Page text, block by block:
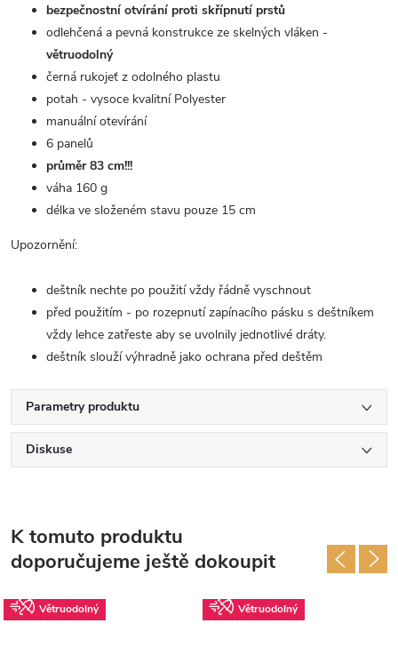
bezpečnostní otvírání proti skřípnutí prstů
odlehčená a pevná konstrukce ze skelných vláken -
větruodolný
černá rukojeť z odolného plastu
potah - vysoce kvalitní Polyester
manuální otevírání
6 panelů
průměr 83 cm!!!
váha 160 g
délka ve složeném stavu pouze 15 cm
Upozornění:
deštník nechte po použití vždy řádně vyschnout
před použitím - po rozepnutí zapínacího pásku s deštníkem
vždy lehce zatřeste aby se uvolnily jednotlivé dráty.
deštník slouží výhradně jako ochrana před deštěm
Parametry produktu
Diskuse
K tomuto produktu
doporučujeme ještě dokoupit
Větruodolný Větruodolný